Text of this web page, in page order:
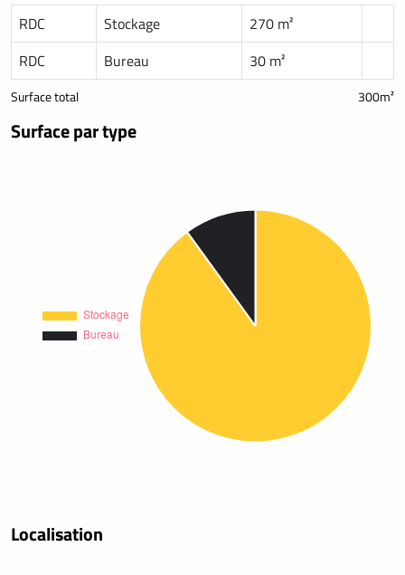
RDC Stockage
270 m²
RDC
Bureau 30 m²
Surface total 300m²
Surface par type
Localisation